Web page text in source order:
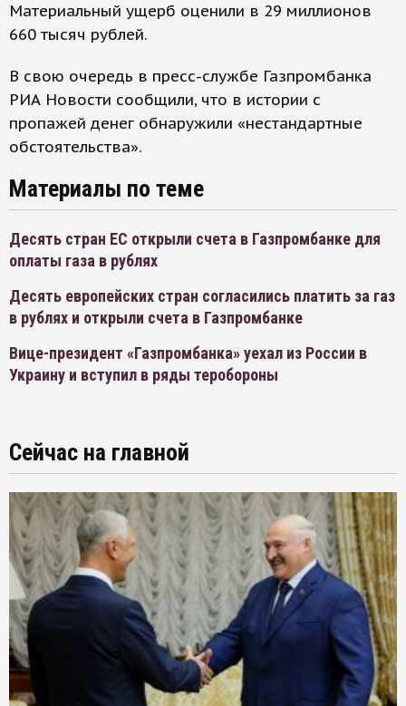
Материальный ущерб оценили в 29 миллионов
660 тысяч рублей.
В свою очередь в пресс-службе Газпромбанка
РИА Новости сообщили, что в истории с
пропажей денег обнаружили «нестандартные
обстоятельства».
Материалы по теме
Десять стран ЕС открыли счета в Газпромбанке для
оплаты газа в рублях
Десять европейских стран согласились платить за газ
в рублях и открыли счета в Газпромбанке
Вице-президент «Газпромбанка» уехал из России в
Украину и вступил в ряды теробороны
Сейчас на главной